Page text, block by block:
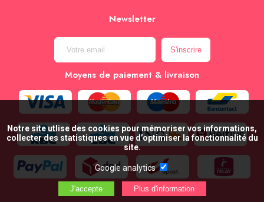
Newsletter
Moyens de paiement & livraison
Notre site utlise des cookies pour mémoriser vos informations,
collecter des statistiques en vue d’optimiser la fonctionnalité du
site.
Google analytics